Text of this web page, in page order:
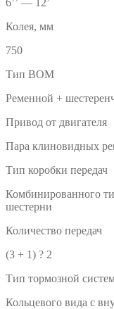
Колея, мм
750
Тип BOM
Ременной +
Привод от двигателя
Пара клиновидных
Тип коробки передач
Комбинированного
шестерни
Количество передач
(3 + 1) ? 2
Тип тормозной
Кольцевого вида с